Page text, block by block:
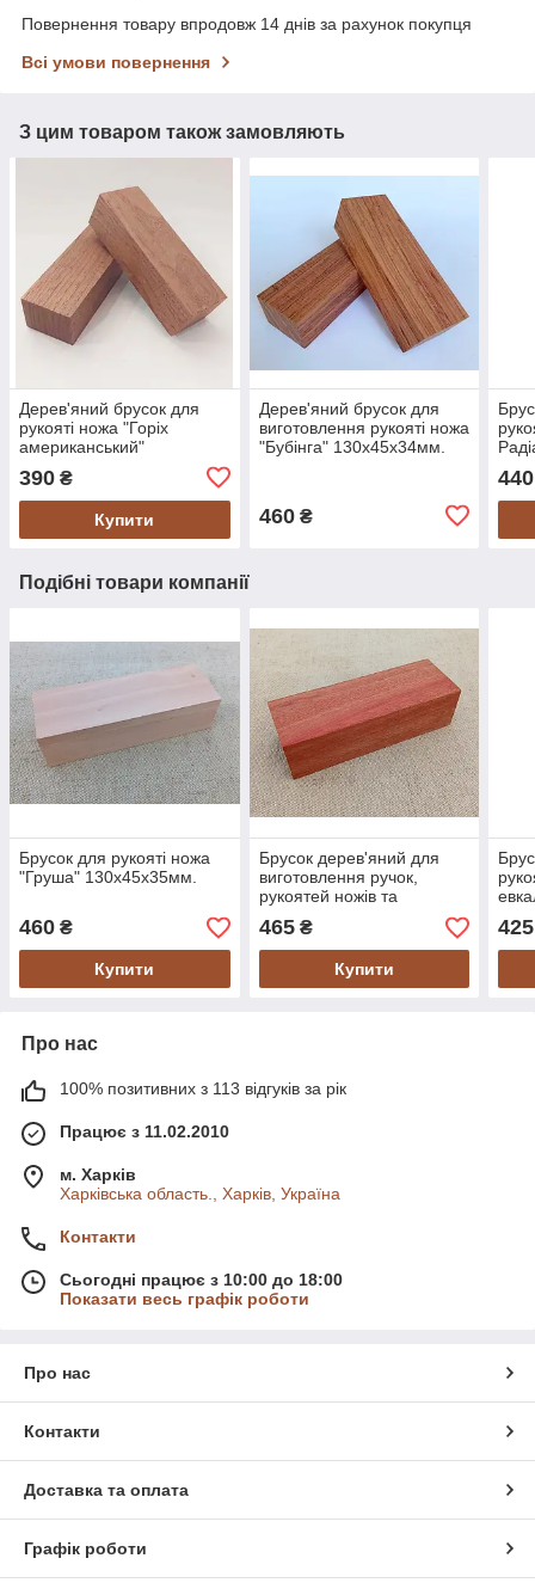
Повернення товару впродовж 14 днів за рахунок покупця
Всі умови повернення
З цим товаром також замовляють
Дерев'яний брусок для
рукояті ножа "Горіх
американський"
390 ₴
Купити
Дерев'яний брусок для
виготовлення рукояті ножа
"Бубінга" 130х45х34мм.
460₴
440
Подібні товари компанії
Брусок для рукояті ножа
"Груша" 130х45х35мм.
460 ₴
Купити
Брусок дерев'яний для
виготовлення ручок,
рукоятей ножів та
шампурів "Бладвуд"
130х45х33мм.
465₴
Купити
425
Про нас
100% позитивних з 113 відгуків за рік
Працює з 11.02.2010
м. Харків
Харківська область., Харків, Україна
Контакти
Сьогодні працює з 10:00 до 18:00
Показати весь графік роботи
Про нас
Контакти
Доставка та оплата
Графік роботи